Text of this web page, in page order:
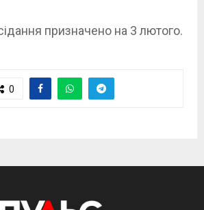
призначено на 3 лютого.
0